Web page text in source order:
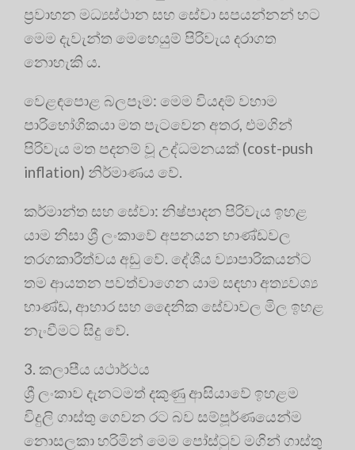
ප්‍රවාහන මධ්‍යස්ථාන සහ සේවා සපයන්නන් හට
මෙම දැවැන්ත මෙහෙයුම් පිරිවැය දරාගත
නොහැකි ය.
වෙළඳපොළ බලපෑම: මෙම වියදම් වහාම
පාරිභෝගිකයා මත පැටවෙන අතර, එමගින්
පිරිවැය මත පදනම් වූ උද්ධමනයක් (cost-push
inflation) නිර්මාණය වේ.
කර්මාන්ත සහ සේවා: නිෂ්පාදන පිරිවැය ඉහළ
යාම නිසා ශ්‍රී ලංකාවේ අපනයන භාණ්ඩවල
තරගකාරීත්වය අඩු වේ. දේශීය ව්‍යාපාරිකයන්ට
තම ආයතන පවත්වාගෙන යාම සඳහා අත්‍යවශ්‍ය
භාණ්ඩ, ආහාර සහ දෛනික සේවාවල මිල ඉහළ
නැංවීමට සිදු වේ.
3. කලාපීය යථාර්ථය
ශ්‍රී ලංකාව දැනටමත් දකුණු ආසියාවේ ඉහළම
විදුලි ගාස්තු ගෙවන රට බව සම්පූර්ණයෙන්ම
නොසලකා හරිමින් මෙම පෝස්ටුව මගින් ගාස්තු